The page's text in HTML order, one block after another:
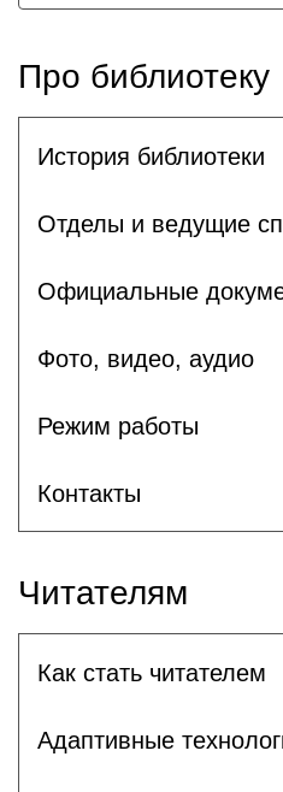
Про библиотеку
История библиотеки
Отделы и ведущие
Официальные
Фото, видео, аудио
Режим работы
Контакты
Читателям
Как стать читателем
Адаптивные